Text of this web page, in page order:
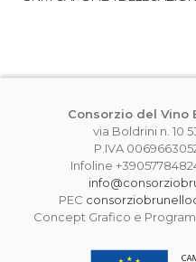
Consorzio del Vino
via Boldrini n. 10
P.IVA
Infoline
PEC
Concept Grafico e